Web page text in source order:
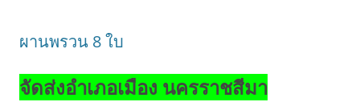
ผานพรวน 8 ใบ
จัดส่งอำเภอเมือง นครราชสีมา